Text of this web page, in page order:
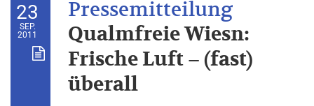
23
SEP.
2011
Qualmfreie Wiesn:
Frische Luft – (fast)
überall